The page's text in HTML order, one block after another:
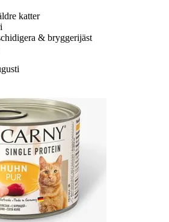
katter
& bryggerijäst